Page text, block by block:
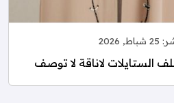
25 شباط, 2026
الستايلات لاناقة لا توصف